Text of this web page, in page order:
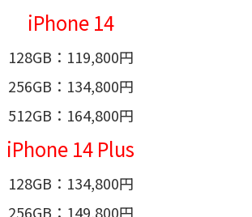
iPhone 14
128GB：119,800円
256GB：134,800円
512GB：164,800円
iPhone 14 Plus
128GB：134,800円
256GB：149,800円